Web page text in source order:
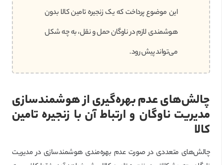
این موضوع پرداخت که یک زنجیره تامین کالا بدون
هوشمندی لازم در ناوگان حمل و نقل، به چه شکل
می‌تواند پیش رود.
چالش‌های عدم بهره‌گیری از هوشمندسازی
مدیریت ناوگان و ارتباط آن با زنجیره تامین
کالا
چالش‌های متعددی در صورت عدم بهره‌مندی هوشمندسازی در مدیریت